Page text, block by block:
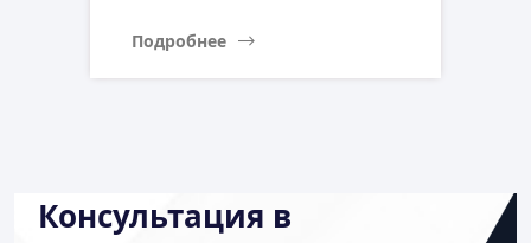
Подробнее
Консультация в